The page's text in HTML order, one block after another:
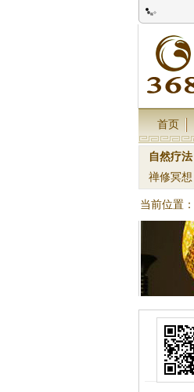
首页
自然疗法
禅修冥想
当前位置：